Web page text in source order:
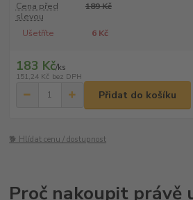
Cena před
slevou
189 Kč
Ušetříte 6 Kč
183 Kč/ks
151,24 Kč bez DPH
Přidat do košíku
🐕 Hlídat cenu / dostupnost